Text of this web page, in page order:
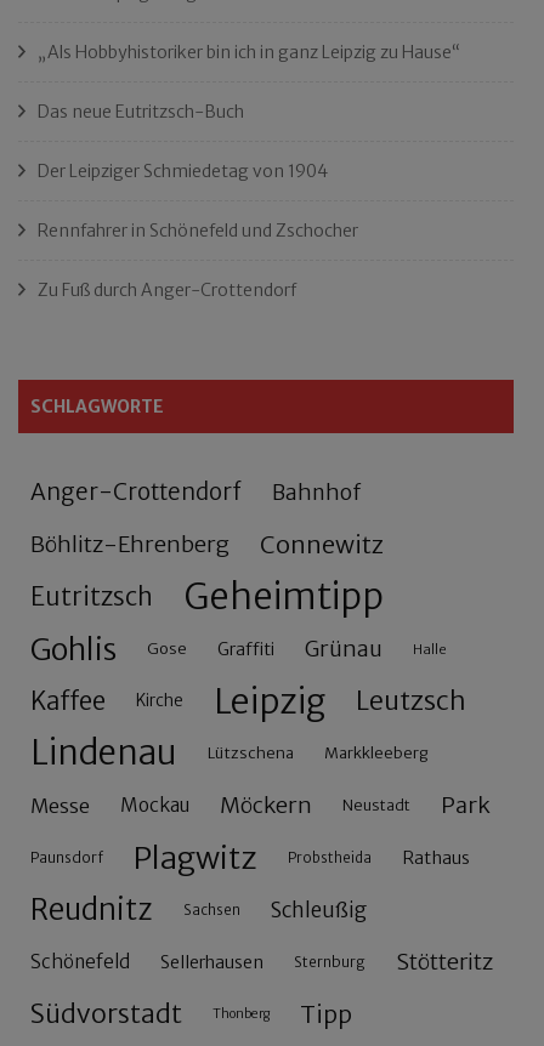
„Als Hobbyhistoriker bin ich in ganz Leipzig zu Hause“
Das neue Eutritzsch-Buch
Der Leipziger Schmiedetag von 1904
Rennfahrer in Schönefeld und Zschocher
Zu Fuß durch Anger-Crottendorf
SCHLAGWORTE
Anger-Crottendorf Bahnhof
Böhlitz-Ehrenberg Connewitz
Eutritzsch Geheimtipp
Gohlis Gose Graffiti Grünau Halle
Kaffee Kirche Leipzig Leutzsch
Lindenau Lützschena Markkleeberg
Messe Mockau Möckern Neustadt Park
Paunsdorf Plagwitz Probstheida Rathaus
Reudnitz Sachsen Schleußig
Schönefeld Sellerhausen Sternburg Stötteritz
Südvorstadt Thonberg Tipp